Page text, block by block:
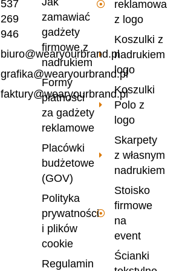
reklamowa
z logo
Koszulki z
nadrukiem
logo
Koszulki
Polo z
logo
Skarpety
z własnym
nadrukiem
Stoisko
firmowe
na
event
Ścianki
zamawiać
gadżety
firmowe z
nadrukiem
Formy
płatności
za gadżety
reklamowe
Placówki
budżetowe
(GOV)
Polityka
prywatności
i plików
cookie
Regulamin
537
269
946
biuro@wearyourbrand.pl
grafika@wearyourbrand.pl
faktury@wearyourbrand.pl